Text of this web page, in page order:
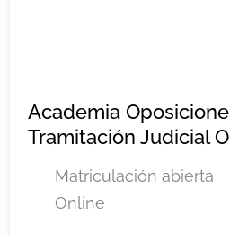
Academia
Tramitación Judicial
Matriculación abierta
Online